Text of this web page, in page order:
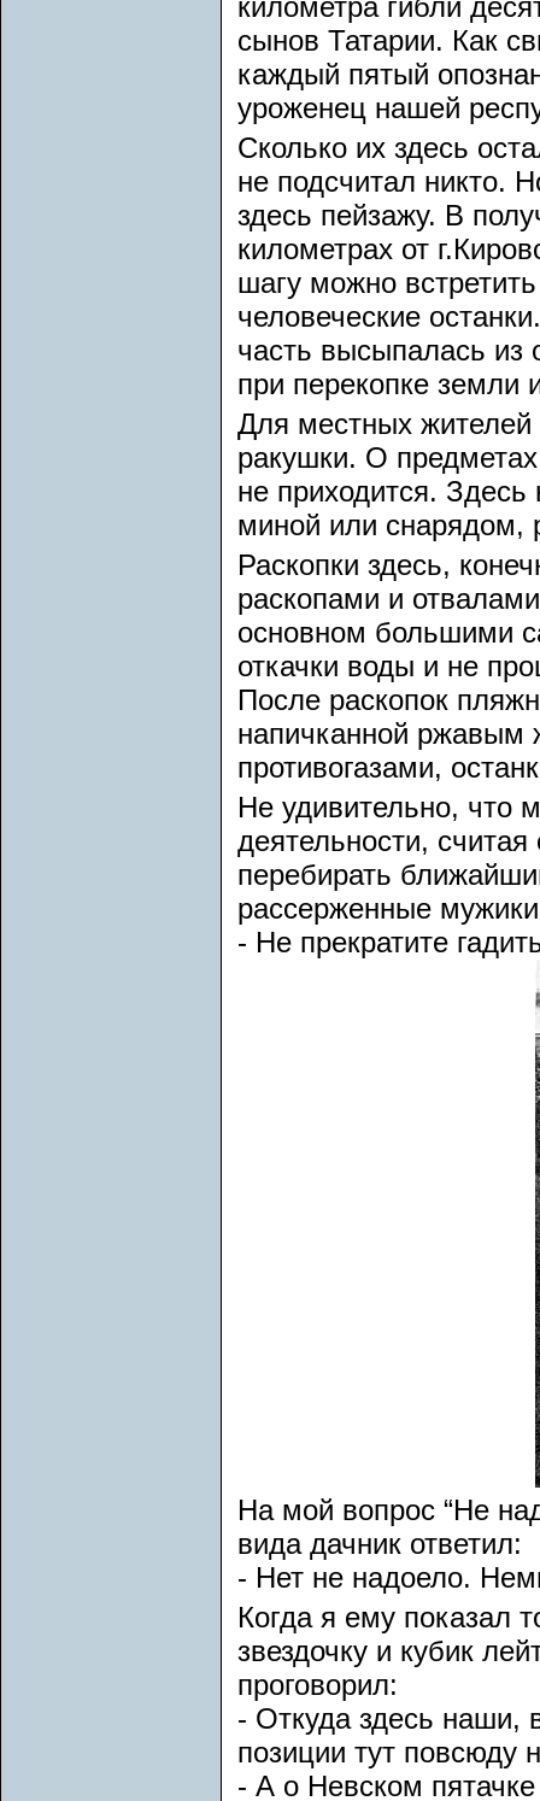
километра гибли
сынов Татарии. Как
каждый пятый
уроженец нашей
Сколько их здесь
не подсчитал никто.
здесь пейзажу. В
километрах от
шагу можно
человеческие
часть высыпалась из
при перекопке земли
Для местных жителей
ракушки. О
не приходится.
миной или снарядом,
Раскопки здесь,
раскопами и
основном большими
откачки воды и не
После раскопок
напичканной ржавым
противогазами,
Не удивительно, что
деятельности,
перебирать
рассерженные
- Не прекратите
На мой вопрос “Не
вида дачник ответил:
- Нет не надоело.
Когда я ему показал
звездочку и кубик
проговорил:
- Откуда здесь наши,
позиции тут повсюду
- А о Невском